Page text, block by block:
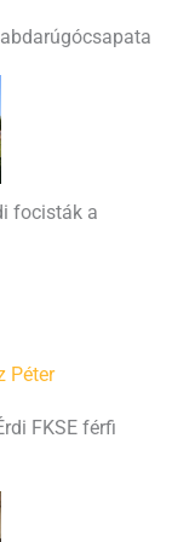
focisták a
Péter
FKSE férfi